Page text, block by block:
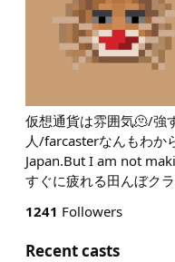
仮想通貨は雰囲気🫠/強
人/farcasterなんもわ
Japan.But I am not
すぐに疲れる田んぼク
1241 Followers
Recent casts